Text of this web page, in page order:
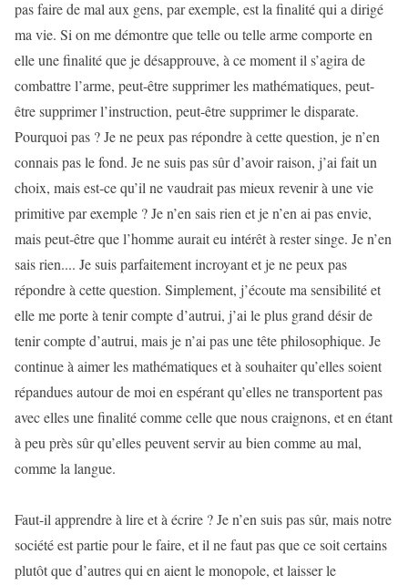
pas faire de mal aux gens, par exemple, est la finalité qui a dirigé
ma vie. Si on me démontre que telle ou telle arme comporte en
elle une finalité que je désapprouve, à ce moment il s’agira de
combattre l’arme, peut-être supprimer les mathématiques, peut-
être supprimer l’instruction, peut-être supprimer le disparate.
Pourquoi pas ? Je ne peux pas répondre à cette question, je n’en
connais pas le fond. Je ne suis pas sûr d’avoir raison, j’ai fait un
choix, mais est-ce qu’il ne vaudrait pas mieux revenir à une vie
primitive par exemple ? Je n’en sais rien et je n’en ai pas envie,
mais peut-être que l’homme aurait eu intérêt à rester singe. Je n’en
sais rien.... Je suis parfaitement incroyant et je ne peux pas
répondre à cette question. Simplement, j’écoute ma sensibilité et
elle me porte à tenir compte d’autrui, j’ai le plus grand désir de
tenir compte d’autrui, mais je n’ai pas une tête philosophique. Je
continue à aimer les mathématiques et à souhaiter qu’elles soient
répandues autour de moi en espérant qu’elles ne transportent pas
avec elles une finalité comme celle que nous craignons, et en étant
à peu près sûr qu’elles peuvent servir au bien comme au mal,
comme la langue.
Faut-il apprendre à lire et à écrire ? Je n’en suis pas sûr, mais notre
société est partie pour le faire, et il ne faut pas que ce soit certains
plutôt que d’autres qui en aient le monopole, et laisser le